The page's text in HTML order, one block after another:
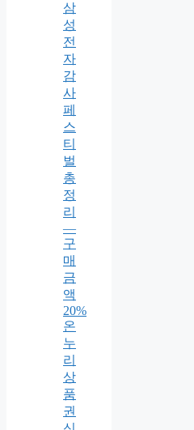
삼
성
전
자
감
사
페
스
티
벌
총
정
리
—
구
매
금
액
20%
온
누
리
상
품
권